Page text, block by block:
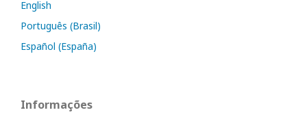
English
Português (Brasil)
Español (España)
Informações